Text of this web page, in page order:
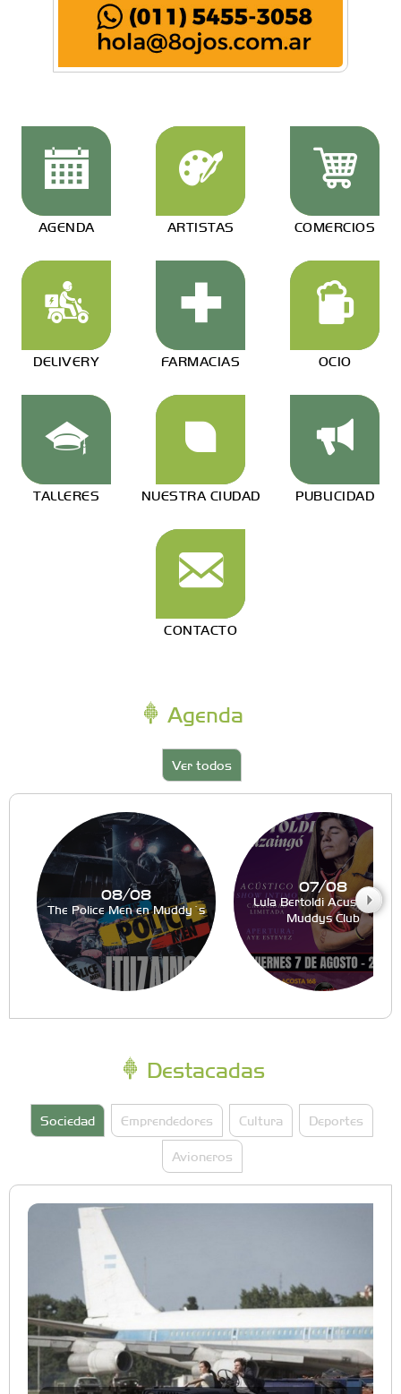
AGENDA ARTISTAS COMERCIOS
DELIVERY FARMACIAS OCIO
TALLERES NUESTRA CIUDAD PUBLICIDAD
CONTACTO
Agenda
Ver todos
08/08
The Police Men en Muddy´s
07/08
Lula Bertoldi Acustico en
Muddys Club
Destacadas
Sociedad Emprendedores Cultura Deportes
Avioneros